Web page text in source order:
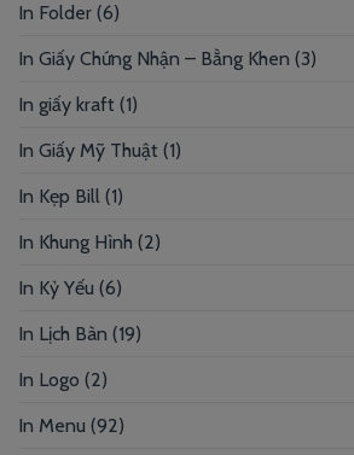
In Folder (6)
In Giấy Chứng Nhận – Bằng Khen (3)
In giấy kraft (1)
In Giấy Mỹ Thuật (1)
In Kẹp Bill (1)
In Khung Hình (2)
In Kỷ Yếu (6)
In Lịch Bàn (19)
In Logo (2)
In Menu (92)